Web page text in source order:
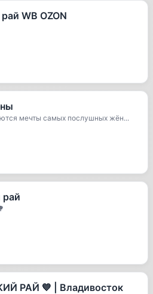
WB OZON
мечты самых послушных жён...
рай
РАЙ 💙 | Владивосток